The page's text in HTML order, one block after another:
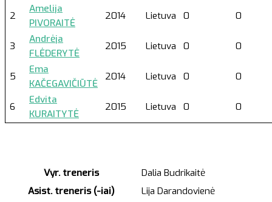
2
Amelija
PIVORAITĖ
2014 Lietuva 0 0
3
Andrėja
FLĖDERYTĖ
2015 Lietuva 0 0
5
Ema
KAČEGAVIČIŪTĖ
2014 Lietuva 0 0
6
Edvita
KURAITYTĖ
2015 Lietuva 0 0
Vyr. treneris
Dalia Budrikaitė
Asist. treneris (-iai)
Lija Darandovienė